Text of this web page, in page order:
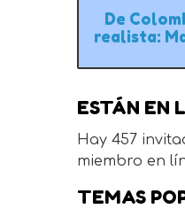
De
realista:
ESTÁN EN
Hay 457
miembro en
TEMAS